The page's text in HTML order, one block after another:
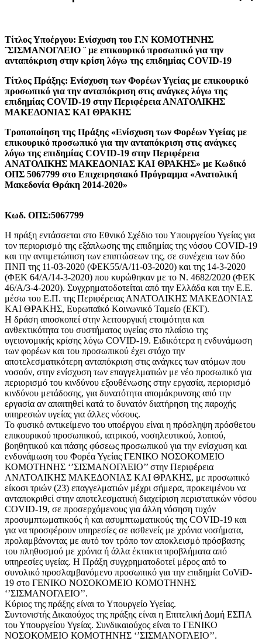
Τίτλος Υποέργου: Ενίσχυση του Γ.Ν ΚΟΜΟΤΗΝΗΣ
¨ΣΙΣΜΑΝΟΓΛΕΙΟ ¨ με επικουρικό προσωπικό για την
ανταπόκριση στην κρίση λόγω της επιδημίας COVID-19
Τίτλος Πράξης: Ενίσχυση των Φορέων Υγείας με επικουρικό
προσωπικό για την ανταπόκριση στις ανάγκες λόγω της
επιδημίας COVID-19 στην Περιφέρεια ΑΝΑΤΟΛΙΚΗΣ
ΜΑΚΕΔΟΝΙΑΣ ΚΑΙ ΘΡΑΚΗΣ
Τροποποίηση της Πράξης «Ενίσχυση των Φορέων Υγείας με
επικουρικό προσωπικό για την ανταπόκριση στις ανάγκες
λόγω της επιδημίας COVID-19 στην Περιφέρεια
ΑΝΑΤΟΛΙΚΗΣ ΜΑΚΕΔΟΝΙΑΣ ΚΑΙ ΘΡΑΚΗΣ» με Κωδικό
ΟΠΣ 5067799 στο Επιχειρησιακό Πρόγραμμα «Ανατολική
Μακεδονία Θράκη 2014-2020»
Κωδ. ΟΠΣ:5067799
Η πράξη εντάσσεται στο Εθνικό Σχέδιο του Υπουργείου Υγείας για
τον περιορισμό της εξάπλωσης της επιδημίας της νόσου COVID-19
και την αντιμετώπιση των επιπτώσεων της, σε συνέχεια των δύο
ΠΝΠ της 11-03-2020 (ΦΕΚ55/Α/11-03-2020) και της 14-3-2020
(ΦΕΚ 64/Α/14-3-2020) που κυρώθηκαν με το Ν. 4682/2020 (ΦΕΚ
46/Α/3-4-2020). Συγχρηματοδοτείται από την Ελλάδα και την Ε.Ε.
μέσω του Ε.Π. της Περιφέρειας ΑΝΑΤΟΛΙΚΗΣ ΜΑΚΕΔΟΝΙΑΣ
ΚΑΙ ΘΡΑΚΗΣ, Ευρωπαϊκό Κοινωνικό Ταμείο (ΕΚΤ).
Η δράση αποσκοπεί στην λειτουργική ετοιμότητα και
ανθεκτικότητα του συστήματος υγείας στο πλαίσιο της
υγειονομικής κρίσης λόγω COVID-19. Ειδικότερα η ενδυνάμωση
των φορέων και του προσωπικού έχει στόχο την
αποτελεσματικότερη ανταπόκριση στις ανάγκες των ατόμων που
νοσούν, στην ενίσχυση των επαγγελματιών με νέο προσωπικό για
περιορισμό του κινδύνου εξουθένωσης στην εργασία, περιορισμό
κινδύνου μετάδοσης, για δυνατότητα απομάκρυνσης από την
εργασία αν απαιτηθεί κατά το δυνατόν διατήρηση της παροχής
υπηρεσιών υγείας για άλλες νόσους.
Το φυσικό αντικείμενο του υποέργου είναι η πρόσληψη πρόσθετου
επικουρικού προσωπικού, ιατρικού, νοσηλευτικού, λοιπού,
βοηθητικού και πάσης φύσεως προσωπικού για την ενίσχυση και
ενδυνάμωση του Φορέα Υγείας ΓΕΝΙΚΟ ΝΟΣΟΚΟΜΕΙΟ
ΚΟΜΟΤΗΝΗΣ ‘’ΣΙΣΜΑΝΟΓΛΕΙΟ’’ στην Περιφέρεια
ΑΝΑΤΟΛΙΚΗΣ ΜΑΚΕΔΟΝΙΑΣ ΚΑΙ ΘΡΑΚΗΣ, με προσωπικό
είκοσι τριών (23) επαγγελματιών μέχρι σήμερα, προκειμένου να
ανταποκριθεί στην αποτελεσματική διαχείριση περιστατικών νόσου
COVID-19, σε προσερχόμενους για άλλη νόσηση τυχόν
προσυμπτωματικούς ή και ασυμπτωματικούς της COVID-19 και
για να προσφέρουν υπηρεσίες σε ασθενείς με χρόνια νοσήματα,
προλαμβάνοντας με αυτό τον τρόπο τον αποκλεισμό πρόσβασης
του πληθυσμού με χρόνια ή άλλα έκτακτα προβλήματα από
υπηρεσίες υγείας. Η Πράξη συγχρηματοδοτεί μέρος από το
συνολικό προσλαμβανόμενο προσωπικό για την επιδημία CoViD-
19 στο ΓΕΝΙΚΟ ΝΟΣΟΚΟΜΕΙΟ ΚΟΜΟΤΗΝΗΣ
‘’ΣΙΣΜΑΝΟΓΛΕΙΟ’’.
Κύριος της πράξης είναι το Υπουργείο Υγείας.
Συντονιστής Δικαιούχος της πράξης είναι η Επιτελική Δομή ΕΣΠΑ
του Υπουργείου Υγείας. Συνδικαιούχος είναι το ΓΕΝΙΚΟ
ΝΟΣΟΚΟΜΕΙΟ ΚΟΜΟΤΗΝΗΣ ‘’ΣΙΣΜΑΝΟΓΛΕΙΟ’’.